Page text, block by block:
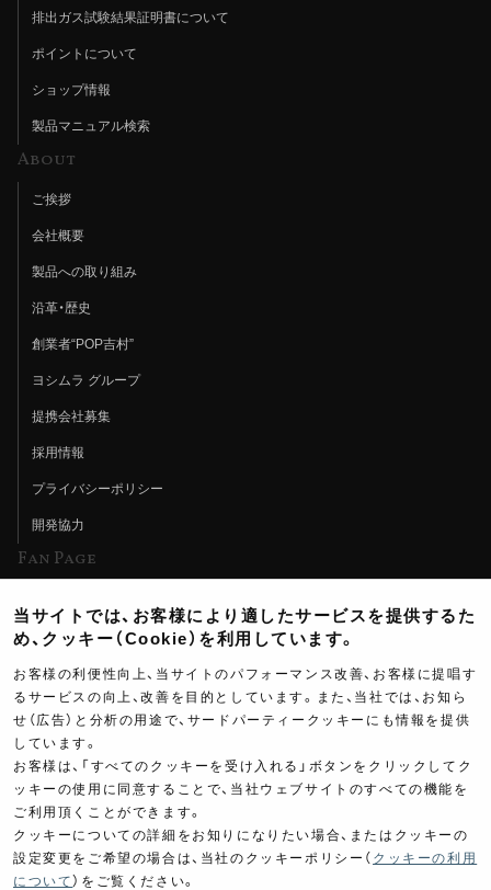
排出ガス試験結果証明書について
ポイントについて
ショップ情報
製品マニュアル検索
About
ご挨拶
会社概要
製品への取り組み
沿革・歴史
創業者“POP吉村”
ヨシムラ グループ
提携会社募集
採用情報
プライバシーポリシー
開発協力
Fan Page
ヨシムラTV
イベント情報
イベントスケジュール
ツーリングブレイクタイム
製品ポスター
当サイトでは、お客様により適したサービスを提供するた
め、クッキー（Cookie）を利用しています。
お客様の利便性向上、当サイトのパフォーマンス改善、お客様に提唱す
るサービスの向上、改善を目的としています。また、当社では、お知ら
せ（広告）と分析の用途で、サードパーティークッキーにも情報を提供
しています。
お客様は、「すべてのクッキーを受け入れる」ボタンをクリックしてク
ッキーの使用に同意することで、当社ウェブサイトのすべての機能を
ご利用頂くことができます。
クッキーについての詳細をお知りになりたい場合、またはクッキーの
設定変更をご希望の場合は、当社のクッキーポリシー（ クッキーの利用
について ）をご覧ください。